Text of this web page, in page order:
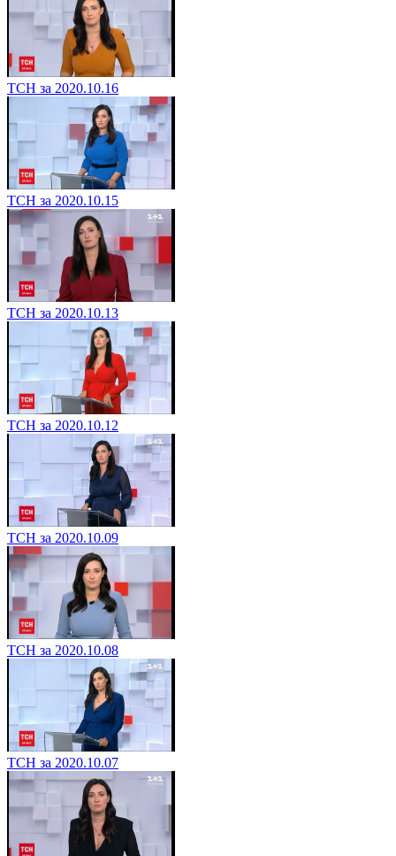
ТСН за 2020.10.16
ТСН за 2020.10.15
ТСН за 2020.10.13
ТСН за 2020.10.12
ТСН за 2020.10.09
ТСН за 2020.10.08
ТСН за 2020.10.07